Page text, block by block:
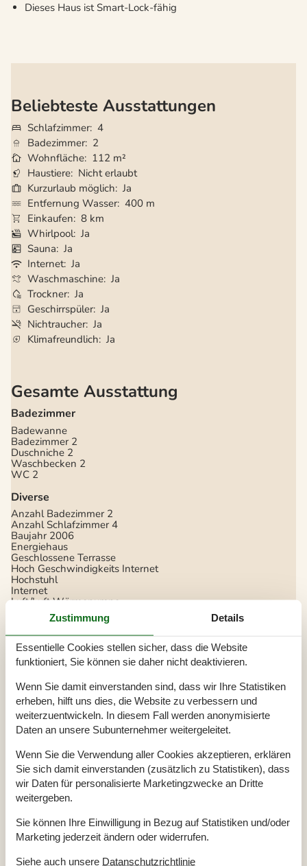
Dieses Haus ist Smart-Lock-fähig
Beliebteste Ausstattungen
Schlafzimmer 4
Badezimmer 2
Wohnfläche 112 m²
Haustiere Nicht erlaubt
Kurzurlaub möglich Ja
Entfernung Wasser 400 m
Einkaufen 8 km
Whirlpool Ja
Sauna Ja
Internet Ja
Waschmaschine Ja
Trockner Ja
Geschirrspüler Ja
Nichtraucher Ja
Klimafreundlich Ja
Gesamte Ausstattung
Badezimmer
Badewanne
Badezimmer 2
Duschniche 2
Waschbecken 2
WC 2
Diverse
Anzahl Badezimmer 2
Anzahl Schlafzimmer 4
Baujahr 2006
Energiehaus
Geschlossene Terrasse
Hoch Geschwindigkeits Internet
Hochstuhl
Internet
Luft/Luft Wärmepumpe
Nationales Fernsehen
Nichtraucher
Wohnfläche in m² 112 m²
Draußen
Gartengrill
Terrasse
Drinnen
CD-Gerät
Kinderbett
Sauna
Spielgeräte
Stereoanlage
TV
Wäschetrockner
Entfernung
Einkauf 8 km
Zustimmung Details
Essentielle Cookies stellen sicher, dass die Website
funktioniert, Sie können sie daher nicht deaktivieren.
Wenn Sie damit einverstanden sind, dass wir Ihre Statistiken
erheben, hilft uns dies, die Website zu verbessern und
weiterzuentwickeln. In diesem Fall werden anonymisierte
Daten an unsere Subunternehmer weitergeleitet.
Wenn Sie die Verwendung aller Cookies akzeptieren, erklären
Sie sich damit einverstanden (zusätzlich zu Statistiken), dass
wir Daten für personalisierte Marketingzwecke an Dritte
weitergeben.
Sie können Ihre Einwilligung in Bezug auf Statistiken und/oder
Marketing jederzeit ändern oder widerrufen.
Siehe auch unsere Datanschutzrichtlinie